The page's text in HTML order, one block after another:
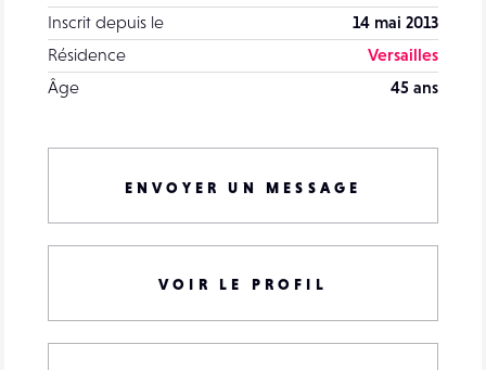
Inscrit depuis le
14 mai 2013
Résidence
Versailles
Âge
45 ans
ENVOYER UN MESSAGE
VOIR LE PROFIL